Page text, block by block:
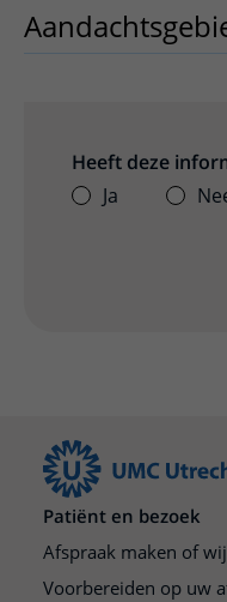
Heeft deze
Ja
Patiënt en bezoek
Afspraak maken of
Voorbereiden op uw